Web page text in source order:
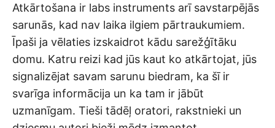
Atkārtošana ir labs instruments arī savstarpējās
sarunās, kad nav laika ilgiem pārtraukumiem.
Īpaši ja vēlaties izskaidrot kādu sarežģītāku
domu. Katru reizi kad jūs kaut ko atkārtojat, jūs
signalizējat savam sarunu biedram, ka šī ir
svarīga informācija un ka tam ir jābūt
uzmanīgam. Tieši tādēļ oratori, rakstnieki un